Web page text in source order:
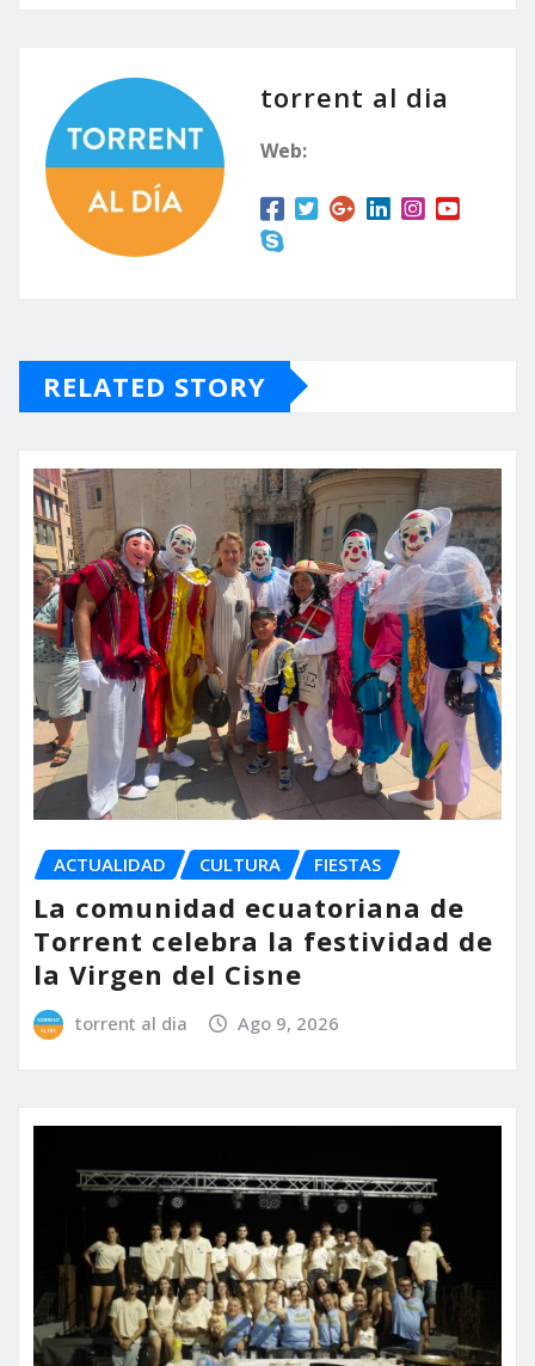
torrent al dia
Web:
RELATED STORY
ACTUALIDAD CULTURA FIESTAS
La comunidad ecuatoriana de
Torrent celebra la festividad de
la Virgen del Cisne
torrent al dia Ago 9, 2026